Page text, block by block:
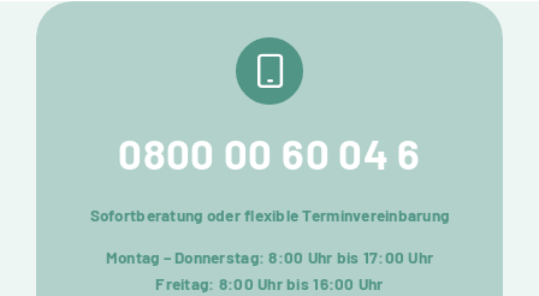
0800 00 60 04 6
Sofortberatung oder flexible Terminvereinbarung
Montag – Donnerstag: 8:00 Uhr bis 17:00 Uhr
Freitag: 8:00 Uhr bis 16:00 Uhr